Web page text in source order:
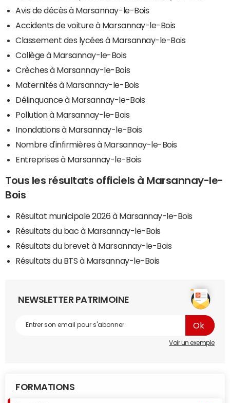
Avis de décès à Marsannay-le-Bois
Accidents de voiture à Marsannay-le-Bois
Classement des lycées à Marsannay-le-Bois
Collège à Marsannay-le-Bois
Crèches à Marsannay-le-Bois
Maternités à Marsannay-le-Bois
Délinquance à Marsannay-le-Bois
Pollution à Marsannay-le-Bois
Inondations à Marsannay-le-Bois
Nombre d'infirmières à Marsannay-le-Bois
Entreprises à Marsannay-le-Bois
Tous les résultats officiels à Marsannay-le-
Bois
Résultat municipale 2026 à Marsannay-le-Bois
Résultats du bac à Marsannay-le-Bois
Résultats du brevet à Marsannay-le-Bois
Résultats du BTS à Marsannay-le-Bois
NEWSLETTER PATRIMOINE
Voir un exemple
FORMATIONS